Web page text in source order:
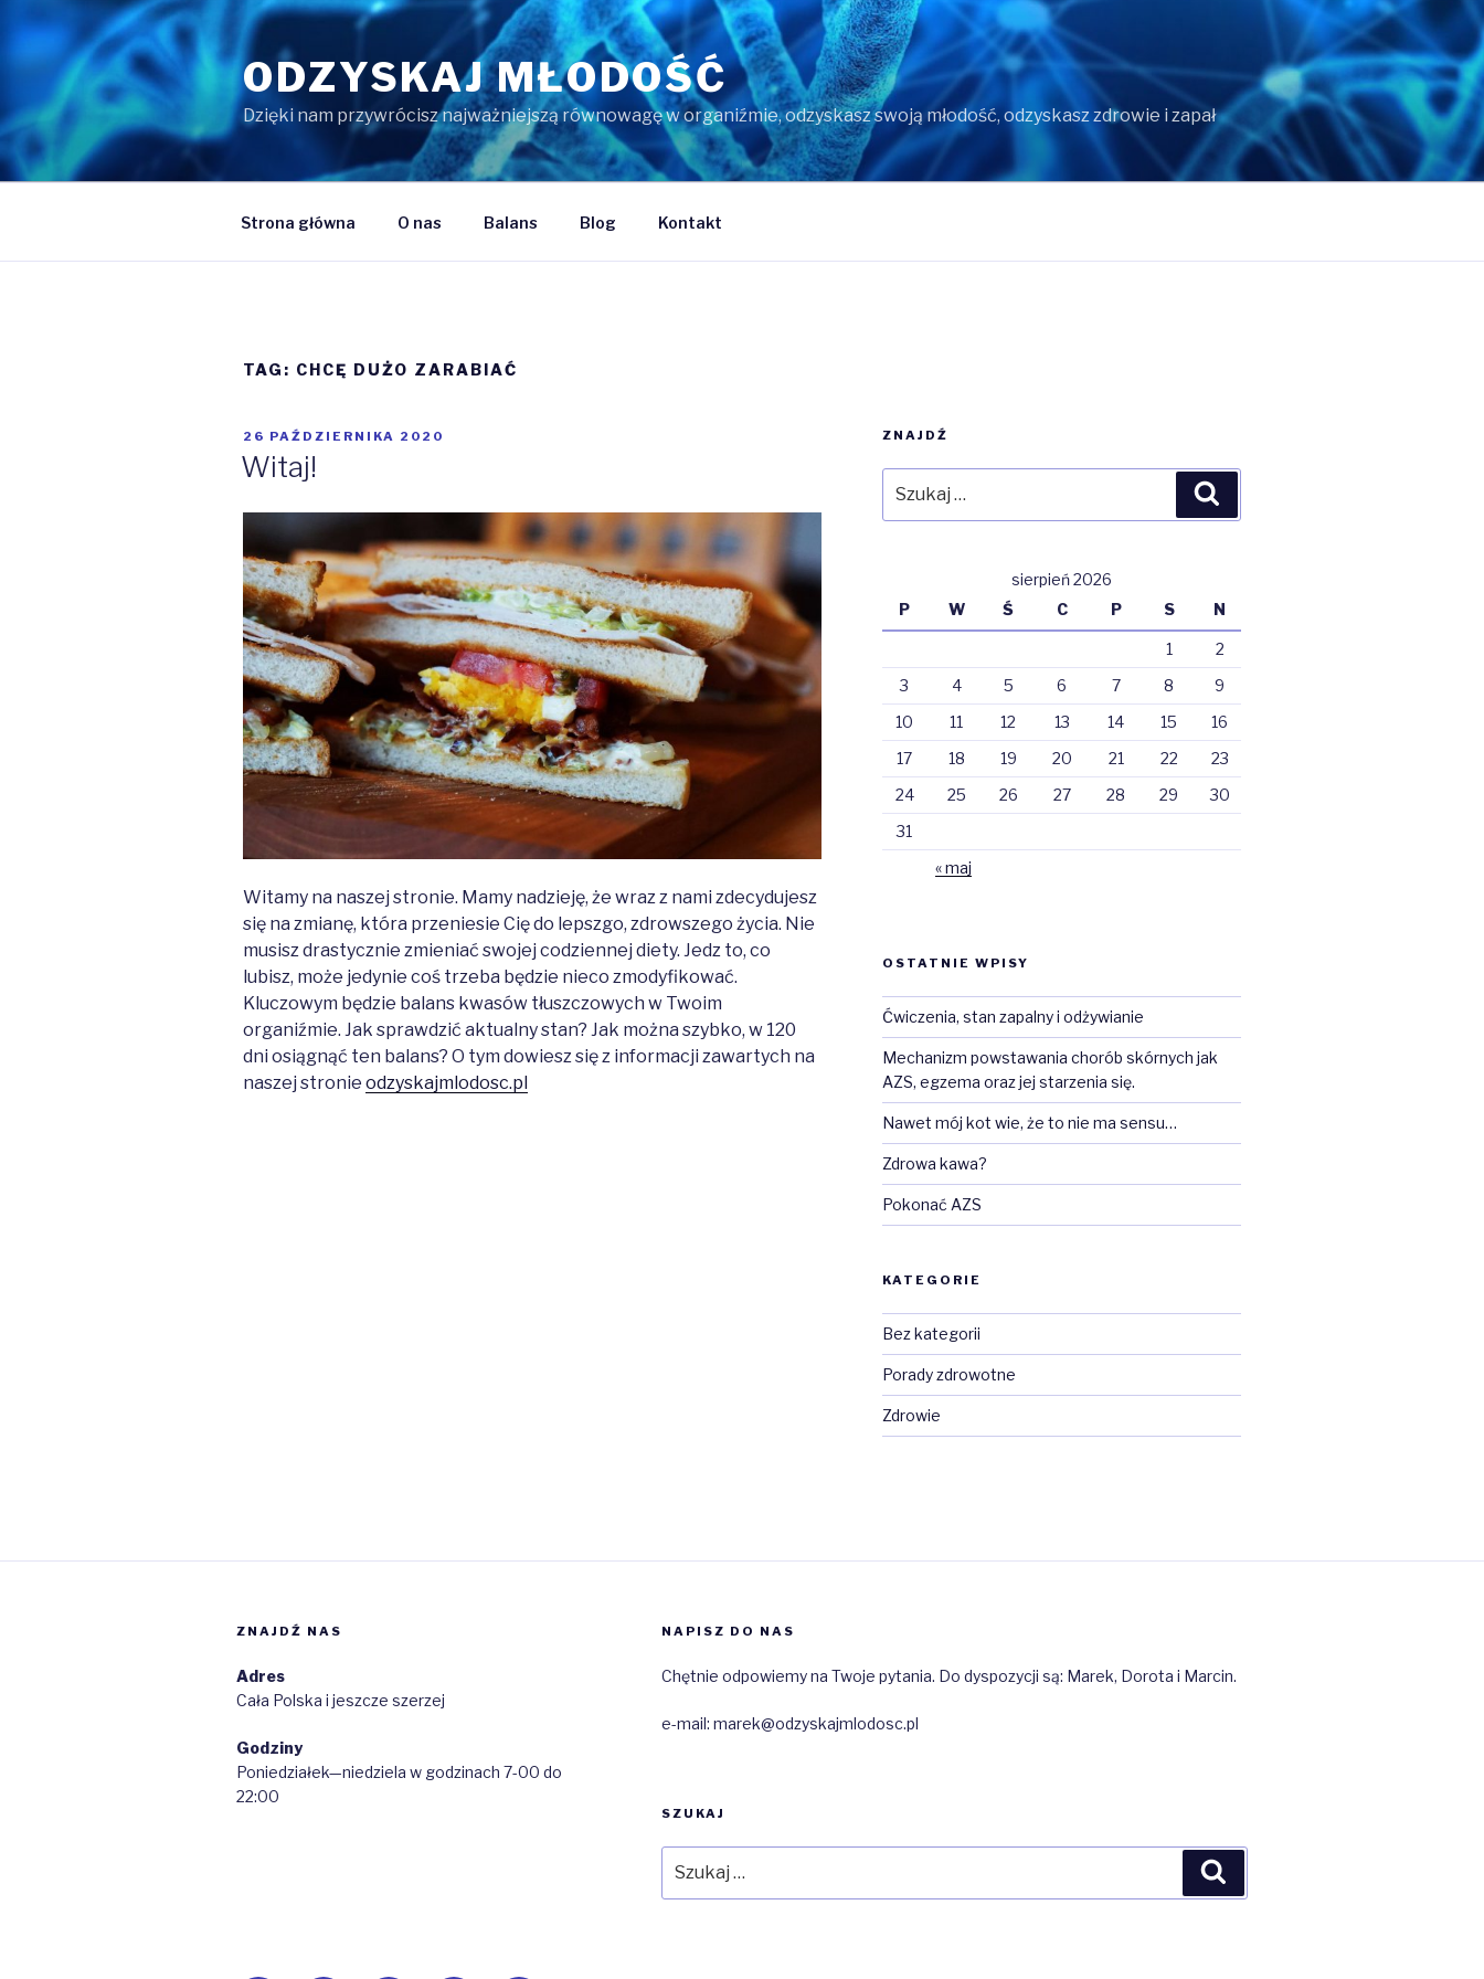
treści
ODZYSKAJ MŁODOŚĆ
Dzięki nam przywrócisz najważniejszą równowagę w organiźmie, odzyskasz swoją młodość, odzyskasz zdrowie i zapał
Strona główna O nas Balans Blog Kontakt
TAG: CHCĘ DUŻO ZARABIAĆ
OPUBLIKOWANE
26 PAŹDZIERNIKA 2020
Witaj!
Witamy na naszej stronie. Mamy nadzieję, że wraz z nami zdecydujesz
się na zmianę, która przeniesie Cię do lepszgo, zdrowszego życia. Nie
musisz drastycznie zmieniać swojej codziennej diety. Jedz to, co
lubisz, może jedynie coś trzeba będzie nieco zmodyfikować.
Kluczowym będzie balans kwasów tłuszczowych w Twoim
organiźmie. Jak sprawdzić aktualny stan? Jak można szybko, w 120
dni osiągnąć ten balans? O tym dowiesz się z informacji zawartych na
naszej stronie odzyskajmlodosc.pl
ZNAJDŹ
sierpień 2026
P
W Ś C P S N
1
2
3
4 5 6 7 8
9
10
11 12 13 14 15
16
17
18 19 20 21 22
23
24
25 26 27 28 29
30
31
« maj
OSTATNIE WPISY
Ćwiczenia, stan zapalny i odżywianie
Mechanizm powstawania chorób skórnych jak
AZS, egzema oraz jej starzenia się.
Nawet mój kot wie, że to nie ma sensu…
Zdrowa kawa?
Pokonać AZS
KATEGORIE
Bez kategorii
Porady zdrowotne
Zdrowie
ZNAJDŹ NAS
Adres
Cała Polska i jeszcze szerzej
Godziny
Poniedziałek—niedziela w godzinach 7-00 do
22:00
NAPISZ DO NAS
Chętnie odpowiemy na Twoje pytania. Do dyspozycji są: Marek, Dorota i Marcin.
e-mail: marek@odzyskajmlodosc.pl
SZUKAJ